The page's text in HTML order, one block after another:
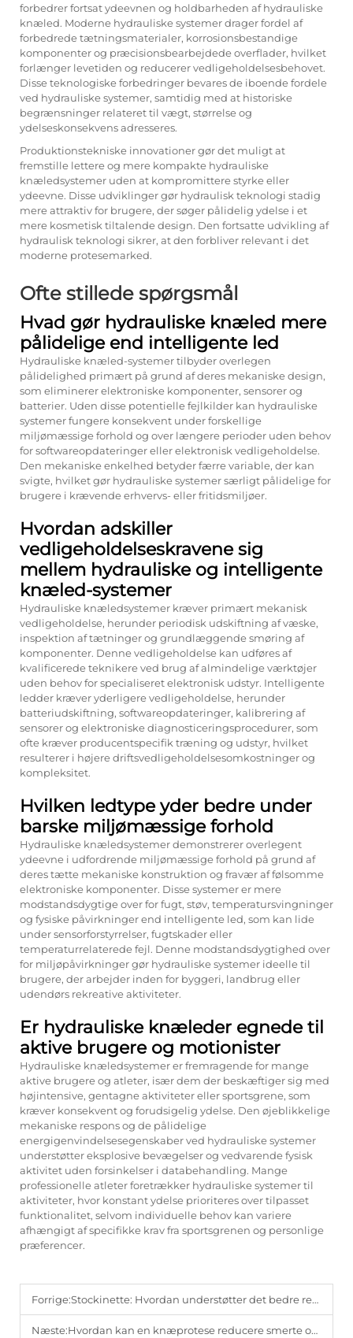
forbedrer fortsat ydeevnen og holdbarheden af hydrauliske
knæled. Moderne hydrauliske systemer drager fordel af
forbedrede tætningsmaterialer, korrosionsbestandige
komponenter og præcisionsbearbejdede overflader, hvilket
forlænger levetiden og reducerer vedligeholdelsesbehovet.
Disse teknologiske forbedringer bevares de iboende fordele
ved hydrauliske systemer, samtidig med at historiske
begrænsninger relateret til vægt, størrelse og
ydelseskonsekvens adresseres.
Produktionstekniske innovationer gør det muligt at
fremstille lettere og mere kompakte hydrauliske
knæledsystemer uden at kompromittere styrke eller
ydeevne. Disse udviklinger gør hydraulisk teknologi stadig
mere attraktiv for brugere, der søger pålidelig ydelse i et
mere kosmetisk tiltalende design. Den fortsatte udvikling af
hydraulisk teknologi sikrer, at den forbliver relevant i det
moderne protesemarked.
Ofte stillede spørgsmål
Hvad gør hydrauliske knæled mere
pålidelige end intelligente led
Hydrauliske knæled-systemer tilbyder overlegen
pålidelighed primært på grund af deres mekaniske design,
som eliminerer elektroniske komponenter, sensorer og
batterier. Uden disse potentielle fejlkilder kan hydrauliske
systemer fungere konsekvent under forskellige
miljømæssige forhold og over længere perioder uden behov
for softwareopdateringer eller elektronisk vedligeholdelse.
Den mekaniske enkelhed betyder færre variable, der kan
svigte, hvilket gør hydrauliske systemer særligt pålidelige for
brugere i krævende erhvervs- eller fritidsmiljøer.
Hvordan adskiller
vedligeholdelseskravene sig
mellem hydrauliske og intelligente
knæled-systemer
Hydrauliske knæledsystemer kræver primært mekanisk
vedligeholdelse, herunder periodisk udskiftning af væske,
inspektion af tætninger og grundlæggende smøring af
komponenter. Denne vedligeholdelse kan udføres af
kvalificerede teknikere ved brug af almindelige værktøjer
uden behov for specialiseret elektronisk udstyr. Intelligente
ledder kræver yderligere vedligeholdelse, herunder
batteriudskiftning, softwareopdateringer, kalibrering af
sensorer og elektroniske diagnosticeringsprocedurer, som
ofte kræver producentspecifik træning og udstyr, hvilket
resulterer i højere driftsvedligeholdelsesomkostninger og
kompleksitet.
Hvilken ledtype yder bedre under
barske miljømæssige forhold
Hydrauliske knæledsystemer demonstrerer overlegent
ydeevne i udfordrende miljømæssige forhold på grund af
deres tætte mekaniske konstruktion og fravær af følsomme
elektroniske komponenter. Disse systemer er mere
modstandsdygtige over for fugt, støv, temperatursvingninger
og fysiske påvirkninger end intelligente led, som kan lide
under sensorforstyrrelser, fugtskader eller
temperaturrelaterede fejl. Denne modstandsdygtighed over
for miljøpåvirkninger gør hydrauliske systemer ideelle til
brugere, der arbejder inden for byggeri, landbrug eller
udendørs rekreative aktiviteter.
Er hydrauliske knæleder egnede til
aktive brugere og motionister
Hydrauliske knæledsystemer er fremragende for mange
aktive brugere og atleter, især dem der beskæftiger sig med
højintensive, gentagne aktiviteter eller sportsgrene, som
kræver konsekvent og forudsigelig ydelse. Den øjeblikkelige
mekaniske respons og de pålidelige
energigenvindelsesegenskaber ved hydrauliske systemer
understøtter eksplosive bevægelser og vedvarende fysisk
aktivitet uden forsinkelser i databehandling. Mange
professionelle atleter foretrækker hydrauliske systemer til
aktiviteter, hvor konstant ydelse prioriteres over tilpasset
funktionalitet, selvom individuelle behov kan variere
afhængigt af specifikke krav fra sportsgrenen og personlige
præferencer.
Forrige:Stockinette: Hvordan understøtter det bedre resultater i hjælpemidler til handicappede?
Næste:Hvordan kan en knæprotese reducere smerte og forbedre funktionen?